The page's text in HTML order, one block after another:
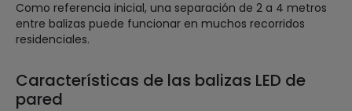
Como referencia inicial, una separación de 2 a 4 metros
entre balizas puede funcionar en muchos recorridos
residenciales.
Características de las balizas LED de
pared